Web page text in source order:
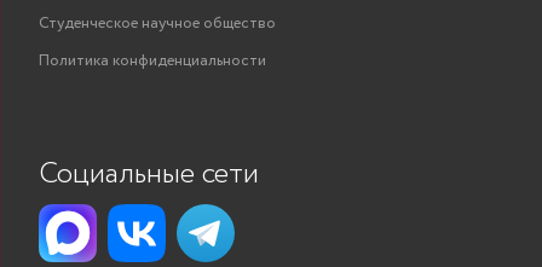
Студенческое научное общество
Политика конфиденциальности
Социальные сети